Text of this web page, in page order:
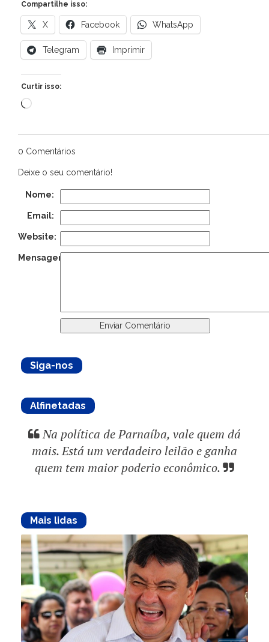
Compartilhe isso:
X Facebook WhatsApp
Telegram Imprimir
Curtir isso:
Carregando...
0 Comentários
Deixe o seu comentário!
Nome:
Email:
Website:
Mensagem:
Siga-nos
Alfinetadas
Na política de Parnaíba, vale quem dá
mais. Está um verdadeiro leilão e ganha
quem tem maior poderio econômico.
Mais lidas